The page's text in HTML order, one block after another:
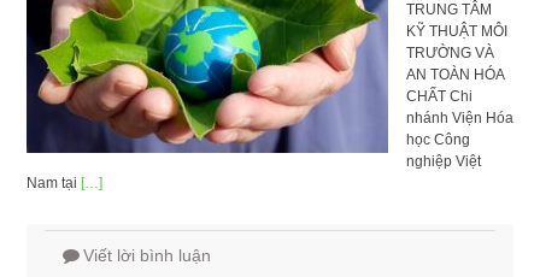
TRUNG TÂM
KỸ THUẬT MÔI
TRƯỜNG VÀ
AN TOÀN HÓA
CHẤT Chi
nhánh Viện Hóa
học Công
nghiệp Việt
Nam tại […]
Viết lời bình luận